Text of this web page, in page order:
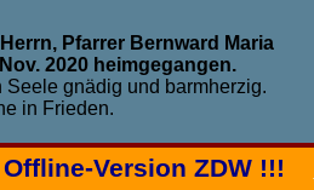
Pfarrer Bernward Maria
2020 heimgegangen.
Seele gnädig und barmherzig.
in Frieden.
Offline-Version ZDW !!!